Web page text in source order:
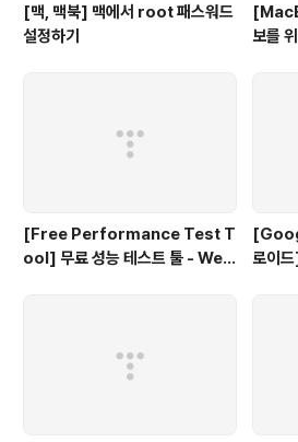
[맥, 맥북] 맥에서 root 패스워드
설정하기
보를
[Free Performance Test T
ool] 무료 성능 테스트 툴 - Web
로이